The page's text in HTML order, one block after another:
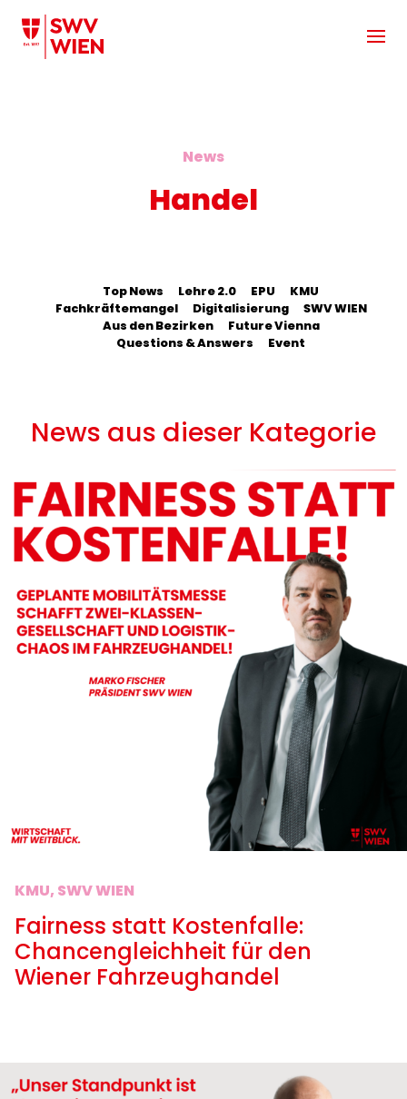
Zum Hauptinhalt springen
News
Handel
Top News Lehre 2.0 EPU
KMU
Fachkräftemangel
Digitalisierung
SWV WIEN
Aus den Bezirken
Future Vienna
Questions & Answers
Event
News aus dieser Kategorie
KMU, SWV WIEN
Fairness statt Kostenfalle:
Chancengleichheit für den
Wiener Fahrzeughandel